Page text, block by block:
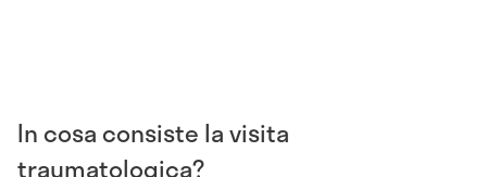
In cosa consiste la visita
traumatologica?